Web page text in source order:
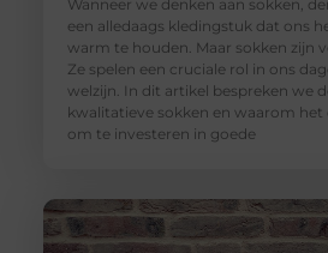
Wanneer we denken aan sokken,
een alledaags kledingstuk dat ons
warm te houden. Maar sokken zijn
Ze spelen een cruciale rol in ons
welzijn. In dit artikel bespreken we
kwalitatieve sokken en waarom het
om te investeren in goede